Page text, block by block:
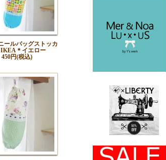
ールバッグストッカ
IKEA＊イエロー
450円(税込)